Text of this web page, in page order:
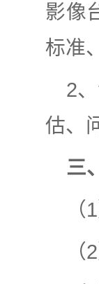
影像
标准
2
估、
三